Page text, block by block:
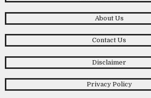
About Us
Contact Us
Disclaimer
Privacy Policy